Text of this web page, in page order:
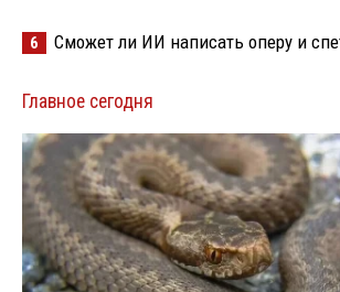
6 Сможет ли ИИ написать оперу и
Главное сегодня